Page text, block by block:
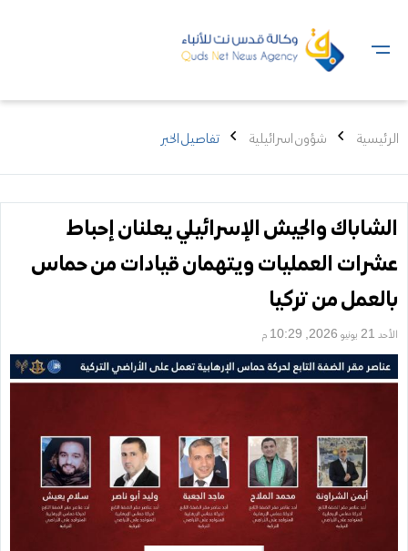
الرئيسية شؤون اسرائيلية تفاصيل الخبر
الشاباك والجيش الإسرائيلي يعلنان إحباط
عشرات العمليات ويتهمان قيادات من حماس
بالعمل من تركيا
الأحد 21 يونيو 2026, 10:29 م